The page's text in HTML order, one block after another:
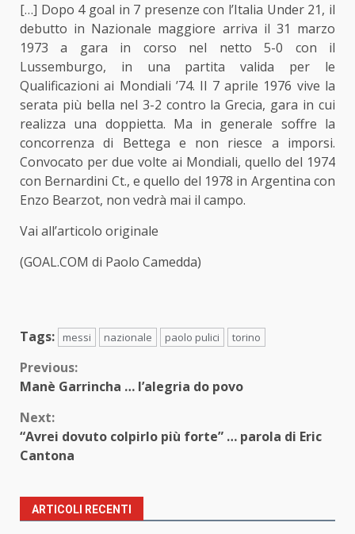
[…] Dopo 4 goal in 7 presenze con l’Italia Under 21, il
debutto in Nazionale maggiore arriva il 31 marzo
1973 a gara in corso nel netto 5-0 con il
Lussemburgo, in una partita valida per le
Qualificazioni ai Mondiali ’74. Il 7 aprile 1976 vive la
serata più bella nel 3-2 contro la Grecia, gara in cui
realizza una doppietta. Ma in generale soffre la
concorrenza di Bettega e non riesce a imporsi.
Convocato per due volte ai Mondiali, quello del 1974
con Bernardini Ct., e quello del 1978 in Argentina con
Enzo Bearzot, non vedrà mai il campo.
Vai all’articolo originale
(GOAL.COM di Paolo Camedda)
Tags: messi nazionale paolo pulici torino
Continue
Previous:
Manè Garrincha … l’alegria do povo
Next:
“Avrei dovuto colpirlo più forte” … parola di Eric
Cantona
ARTICOLI RECENTI